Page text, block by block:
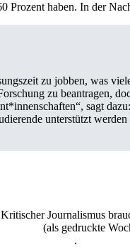
Prozent haben. In der
zu jobben, was
zu beantragen,
sagt
unterstützt werden
Journalismus
(als gedruckte
.